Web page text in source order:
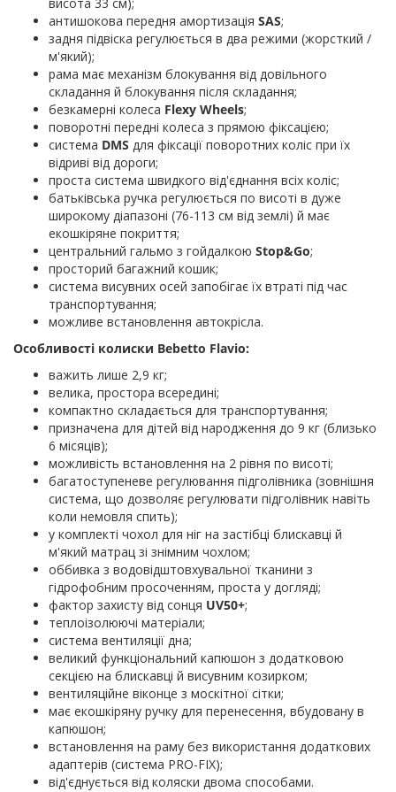
висота 33 см);
антишокова передня амортизація SAS;
задня підвіска регулюється в два режими (жорсткий /
м'який);
рама має механізм блокування від довільного
складання й блокування після складання;
безкамерні колеса Flexy Wheels;
поворотні передні колеса з прямою фіксацією;
система DMS для фіксації поворотних коліс при їх
відриві від дороги;
проста система швидкого від'єднання всіх коліс;
батьківська ручка регулюється по висоті в дуже
широкому діапазоні (76-113 см від землі) й має
екошкіряне покриття;
центральний гальмо з гойдалкою Stop&Go;
просторий багажний кошик;
система висувних осей запобігає їх втраті під час
транспортування;
можливе встановлення автокрісла.
Особливості колиски Bebetto Flavio:
важить лише 2,9 кг;
велика, простора всередині;
компактно складається для транспортування;
призначена для дітей від народження до 9 кг (близько
6 місяців);
можливість встановлення на 2 рівня по висоті;
багатоступеневе регулювання підголівника (зовнішня
система, що дозволяє регулювати підголівник навіть
коли немовля спить);
у комплекті чохол для ніг на застібці блискавці й
м'який матрац зі знімним чохлом;
оббивка з водовідштовхувальної тканини з
гідрофобним просоченням, проста у догляді;
фактор захисту від сонця UV50+;
теплоізолюючі матеріали;
система вентиляції дна;
великий функціональний капюшон з додатковою
секцією на блискавці й висувним козирком;
вентиляційне віконце з москітної сітки;
має екошкіряну ручку для перенесення, вбудовану в
капюшон;
встановлення на раму без використання додаткових
адаптерів (система PRO-FIX);
від'єднується від коляски двома способами.